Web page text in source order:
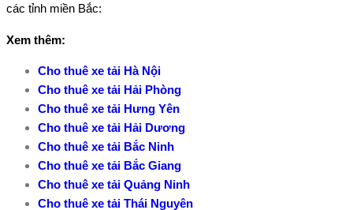
các tỉnh miền Bắc:
Xem thêm:
Cho thuê xe tải Hà Nội
Cho thuê xe tải Hải Phòng
Cho thuê xe tải Hưng Yên
Cho thuê xe tải Hải Dương
Cho thuê xe tải Bắc Ninh
Cho thuê xe tải Bắc Giang
Cho thuê xe tải Quảng Ninh
Cho thuê xe tải Thái Nguyên